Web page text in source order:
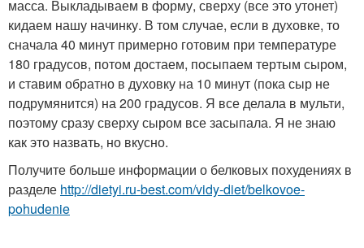
масса. Выкладываем в форму, сверху (все это утонет)
кидаем нашу начинку. В том случае, если в духовке, то
сначала 40 минут примерно готовим при температуре
180 градусов, потом достаем, посыпаем тертым сыром,
и ставим обратно в духовку на 10 минут (пока сыр не
подрумянится) на 200 градусов. Я все делала в мульти,
поэтому сразу сверху сыром все засыпала. Я не знаю
как это назвать, но вкусно.
Получите больше информации о белковых похудениях в
разделе http://dietyi.ru-best.com/vidy-diet/belkovoe-
pohudenie